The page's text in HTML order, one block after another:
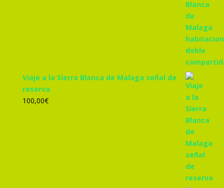
Viaje a la Sierra Blanca de Malaga señal de
reserva
100,00€